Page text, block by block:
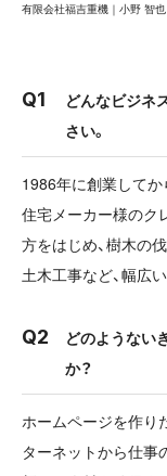
有限会社福吉重機｜小野 智也
どんなビジネ
さい。
1986年に創業して
住宅メーカー様のク
方をはじめ、樹木の
土木工事など、幅広
どのようない
か？
ホームページを作り
ターネットから仕事